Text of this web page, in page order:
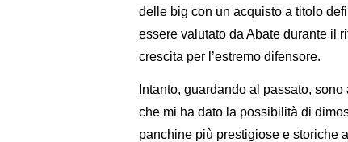
delle big con un acquisto a titolo
essere valutato da Abate durante il
crescita per l’estremo difensore.
Intanto, guardando al passato,
che mi ha dato la possibilità di
panchine più prestigiose e storiche